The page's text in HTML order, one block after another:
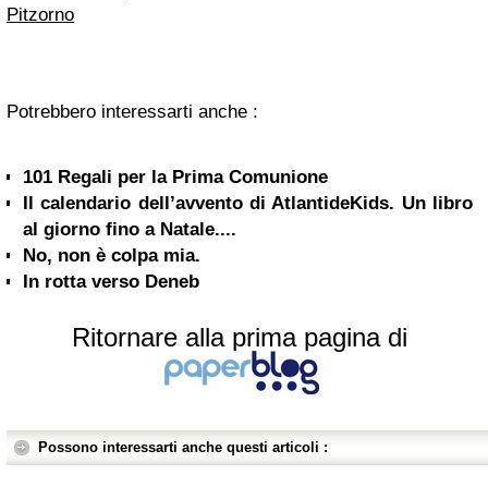
Pitzorno
Potrebbero interessarti anche :
101 Regali per la Prima Comunione
Il calendario dell’avvento di AtlantideKids. Un libro
al giorno fino a Natale....
No, non è colpa mia.
In rotta verso Deneb
Ritornare alla prima pagina di
Possono interessarti anche questi articoli :